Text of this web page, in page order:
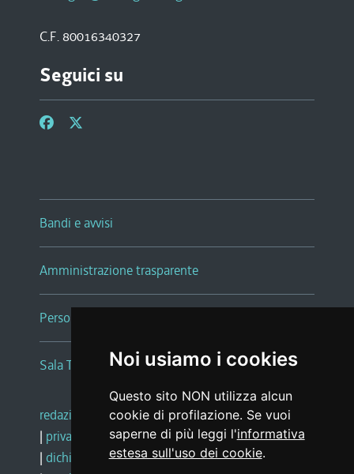
Noi usiamo i cookies
Questo sito NON utilizza alcun
cookie di profilazione. Se vuoi
saperne di più leggi l'informativa
estesa sull'uso dei cookie.
C.F. 80016340327
Seguici su
Bandi e avvisi
Amministrazione trasparente
Persone e Uffici
Sala Tiziano Tessitori
redazione web |note legali |glossario
| privacy
social media policy
| dichiarazione di accessibilità |feedback